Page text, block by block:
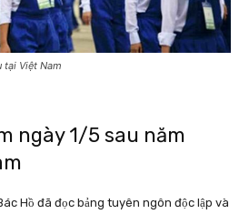
tại Việt Nam
ngày 1/5 sau năm
Hồ đã đọc bảng tuyên ngôn độc lập và